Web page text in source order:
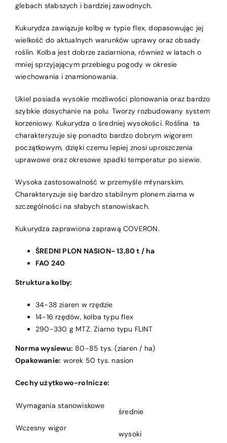
glebach słabszych i bardziej zawodnych.
Kukurydza zawiązuje kolbę w typie flex, dopasowując jej
wielkość do aktualnych warunków uprawy oraz obsady
roślin. Kolba jest dobrze zaziarniona, również w latach o
mniej sprzyjającym przebiegu pogody w okresie
wiechowania i znamionowania.
Ukiel posiada wysokie możliwości plonowania oraz bardzo
szybkie dosychanie na polu. Tworzy rozbudowany system
korzeniowy. Kukurydza o średniej wysokości. Roślina ta
charakteryzuje się ponadto bardzo dobrym wigorem
początkowym, dzięki czemu lepiej znosi uproszczenia
uprawowe oraz okresowe spadki temperatur po siewie.
Wysoka zastosowalność w przemyśle młynarskim.
Charakteryzuje się bardzo stabilnym plonem ziarna w
szczególności na słabych stanowiskach.
Kukurydza zaprawiona zaprawą COVERON.
ŚREDNI PLON NASION- 13,80 t / ha
FAO 240
Struktura kolby:
34-38 ziaren w rzędzie
14-16 rzędów, kolba typu flex
290-330 g MTZ. Ziarno typu FLINT
Norma wysiewu: 80-85 tys. (ziaren / ha)
Opakowanie: worek 50 tys. nasion
Cechy użytkowo-rolnicze:
Wymagania stanowiskowe
Wczesny wigor
średnie
wysoki